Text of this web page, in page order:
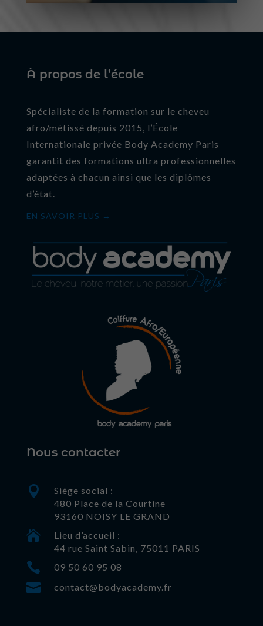
À propos de l’école
Spécialiste de la formation sur le cheveu
afro/métissé depuis 2015, l’École
Internationale privée Body Academy Paris
garantit des formations ultra professionnelles
adaptées à chacun ainsi que les diplômes
d’état.
EN SAVOIR PLUS →
Nous contacter

Siège social :
480 Place de la Courtine
93160 NOISY LE GRAND

Lieu d’accueil :
44 rue Saint Sabin, 75011 PARIS
 09 50 60 95 08
 contact@bodyacademy.fr